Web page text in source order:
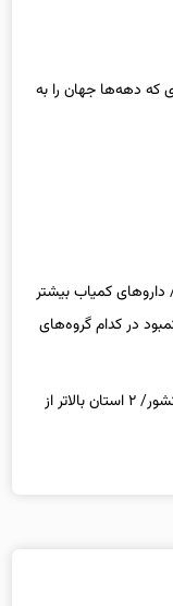
که دهه‌ها جهان را به
داروهای کمیاب بیشتر
در کدام گروه‌های
آخرین وضعیت شیوع آنفلوانزا در کشور/ ۲ استان بالاتر از